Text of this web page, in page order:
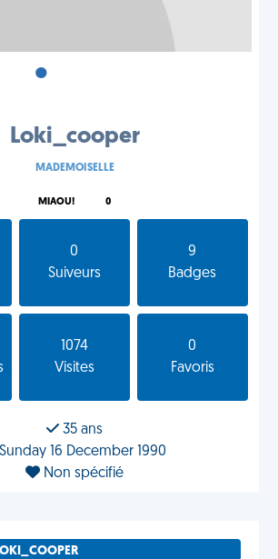
•
Loki_cooper
MADEMOISELLE
MIAOU! 0
0
Suiveurs
9
Badges
1074
Visites
0
Favoris
35 ans
Sunday 16 December 1990
Non spécifié